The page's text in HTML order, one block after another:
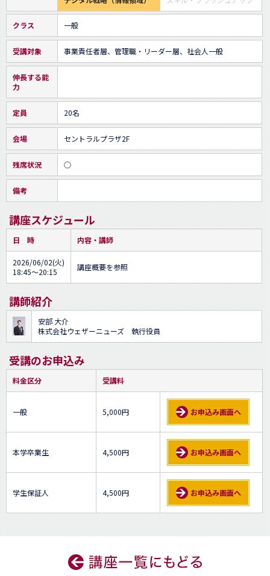
クラス 一般
受講対象 事業責任者層、管理職・リーダー層、社会人一般
伸長する能
力
定員 20名
会場 セントラルプラザ2F
残席状況 ○
備考
講座スケジュール
日 時 内容・講師
2026/06/02(火)
18:45～20:15
講座概要を参照
講師紹介
安部 大介
株式会社ウェザーニューズ 執行役員
受講のお申込み
料金区分 受講料
一般 5,000円 お申込み画面へ
本学卒業生 4,500円 お申込み画面へ
学生保証人 4,500円 お申込み画面へ